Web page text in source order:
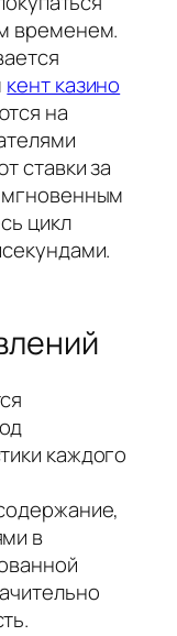
временем.
кент казино
на
ставки за
цикл
каждого
в